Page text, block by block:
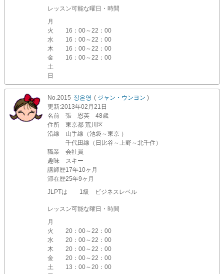
レッスン可能な曜日・時間
月
火
16：00～22：00
水
16：00～22：00
木
16：00～22：00
金
16：00～22：00
土
日
No.2015 장은영 ( ジャン・ウンヨン )
更新:2013年02月21日
名前
張 恩英 48歳
住所
東京都 荒川区
沿線
山手線（池袋～東京 ）
千代田線（日比谷～上野～北千住）
職業
会社員
趣味
スキー
講師歴17年10ヶ月
滞在歴25年9ヶ月
JLPTは 1級 ビジネスレベル
レッスン可能な曜日・時間
月
火
20：00～22：00
水
20：00～22：00
木
20：00～22：00
金
20：00～22：00
土
13：00～20：00